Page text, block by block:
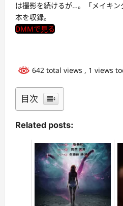
は撮影を続けるが…。「メイキ
本を収録。
DMMで見る
642 total views , 1 views
目次
Related posts: